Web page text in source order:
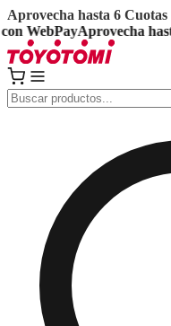
Aprovecha hasta 6
Aprovecha hasta